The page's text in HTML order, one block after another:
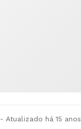
- Atualizado há 15 anos